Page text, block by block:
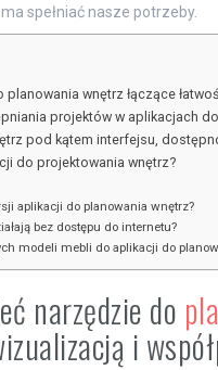
spełniać nasze potrzeby.
wnętrz łączące
projektów w aplikacjach
pod kątem interfejsu,
do projektowania wnętrz?
aplikacji do planowania wnętrz?
bez dostępu do internetu?
modeli mebli do aplikacji do
narzędzie do
i